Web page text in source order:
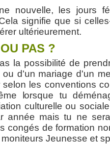
nouvelle, les jours
signifie que si
ultérieurement.
PAS ?
la possibilité de
d'un mariage d'un
les conventions
lorsque tu
culturelle ou
année mais tu ne
congés de formation
Jeunesse et